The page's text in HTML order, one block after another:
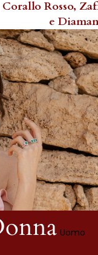
Uomo
Corallo Rosso,
e